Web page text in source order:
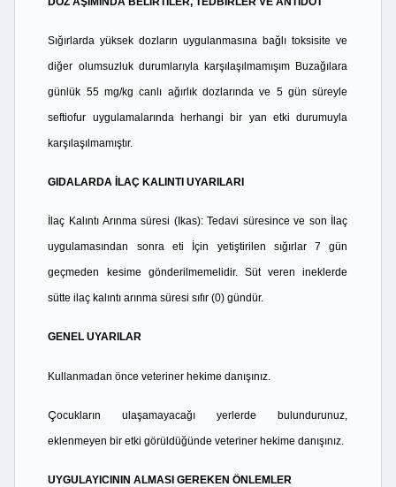
Sığırlarda yüksek dozların uygulanmasına bağlı toksisite ve
diğer olumsuzluk durumlarıyla karşılaşılmamışım Buzağılara
günlük 55 mg/kg canlı ağırlık dozlarında ve 5 gün süreyle
seftiofur uygulamalarında herhangi bir yan etki durumuyla
karşılaşılmamıştır.
GIDALARDA İLAÇ KALINTI UYARILARI
İlaç Kalıntı Arınma süresi (Ikas): Tedavi süresince ve son İlaç
uygulamasından sonra eti İçin yetiştirilen sığırlar 7 gün
geçmeden kesime gönderilmemelidir. Süt veren ineklerde
sütte ilaç kalıntı arınma süresi sıfır (0) gündür.
GENEL UYARILAR
Kullanmadan önce veteriner hekime danışınız.
Çocukların ulaşamayacağı yerlerde bulundurunuz,
eklenmeyen bir etki görüldüğünde veteriner hekime danışınız.
UYGULAYICININ ALMASI GEREKEN ÖNLEMLER